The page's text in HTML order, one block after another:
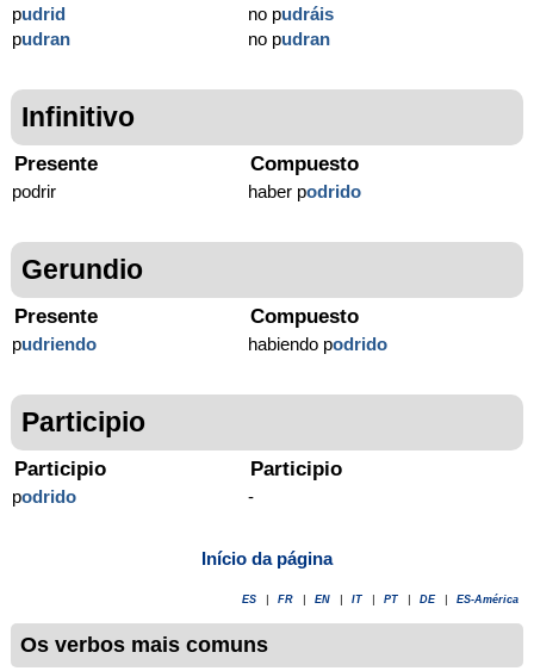
pudrid
pudran
no pudráis
no pudran
Infinitivo
Presente
podrir
Compuesto
haber podrido
Gerundio
Presente
pudriendo
Compuesto
habiendo podrido
Participio
Participio
podrido
Participio
-
Início da página
ES FR EN IT PT DE ES-América
Os verbos mais comuns